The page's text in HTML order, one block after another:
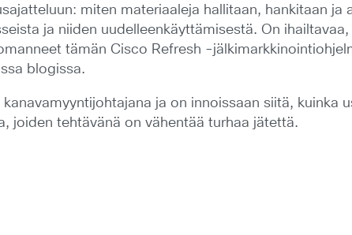
miten materiaaleja hallitaan, hankitaan ja
ja niiden uudelleenkäyttämisestä. On
tämän Cisco Refresh -
blogissa.
ja on innoissaan siitä, kuinka
joiden tehtävänä on vähentää turhaa jätettä.